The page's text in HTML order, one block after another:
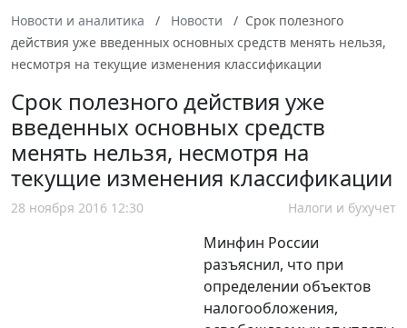
Новости и аналитика Новости
Срок полезного
действия уже введенных основных средств менять нельзя,
несмотря на текущие изменения классификации
Срок полезного действия уже
введенных основных средств
менять нельзя, несмотря на
текущие изменения классификации
28 ноября 2016 12:30 Налоги и бухучет
Минфин России
разъяснил, что при
определении объектов
налогообложения,